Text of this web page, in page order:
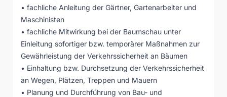
• fachliche Anleitung der Gärtner, Gartenarbeiter und
Maschinisten
• fachliche Mitwirkung bei der Baumschau unter
Einleitung sofortiger bzw. temporärer Maßnahmen zur
Gewährleistung der Verkehrssicherheit an Bäumen
• Einhaltung bzw. Durchsetzung der Verkehrssicherheit
an Wegen, Plätzen, Treppen und Mauern
• Planung und Durchführung von Bau- und